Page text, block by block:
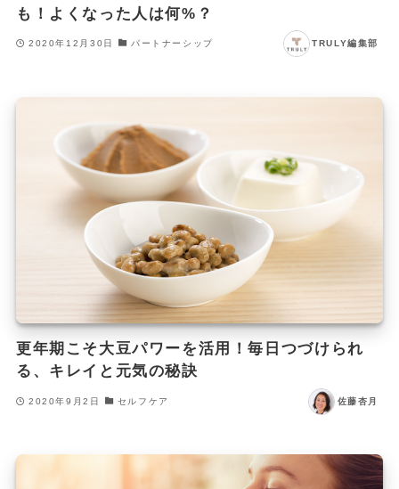
も！よくなった人は何%？
2020年12月30日 パートナーシップ TRULY編集部
更年期こそ大豆パワーを活用！毎日つづけられ
る、キレイと元気の秘訣
2020年9月2日 セルフケア 佐藤杏月